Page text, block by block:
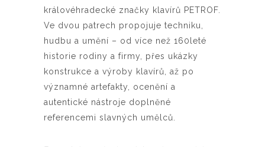
královéhradecké značky klavírů PETROF.
Ve dvou patrech propojuje techniku,
hudbu a umění – od více než 160leté
historie rodiny a firmy, přes ukázky
konstrukce a výroby klavírů, až po
významné artefakty, ocenění a
autentické nástroje doplněné
referencemi slavných umělců.